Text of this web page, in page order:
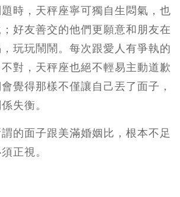
時，天秤座寧可獨自生悶氣，也
好友善交的他們更願意和朋友在
玩玩鬧鬧。每次跟愛人有爭執的
對，天秤座也絕不輕易主動道歉
覺得那樣不僅讓自己丟了面子，
失衡。
的面子跟美滿婚姻比，根本不足
正視。